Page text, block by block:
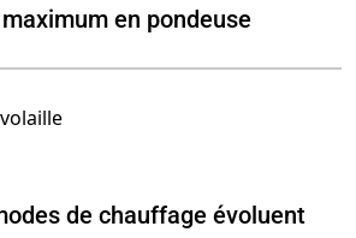
en pondeuse
de chauffage évoluent